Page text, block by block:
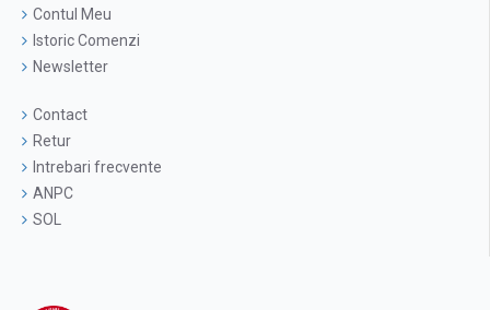
Contul Meu
Istoric Comenzi
Newsletter
Contact
Retur
Intrebari frecvente
ANPC
SOL